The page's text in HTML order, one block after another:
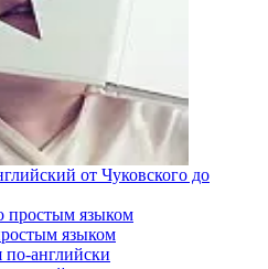
от Чуковского до
языком